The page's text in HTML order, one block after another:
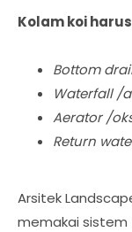
Kolam koi
Bottom
Waterfall /
Aerator /
Return
Arsitek
memakai